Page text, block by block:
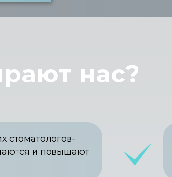
нас?
стоматологов-
и повышают